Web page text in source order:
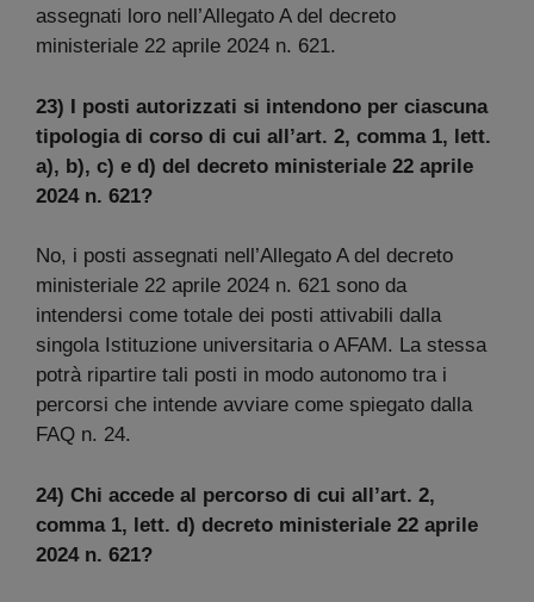
assegnati loro nell’Allegato A del decreto
ministeriale 22 aprile 2024 n. 621.
23) I posti autorizzati si intendono per ciascuna
tipologia di corso di cui all’art. 2, comma 1, lett.
a), b), c) e d) del decreto ministeriale 22 aprile
2024 n. 621?
No, i posti assegnati nell’Allegato A del decreto
ministeriale 22 aprile 2024 n. 621 sono da
intendersi come totale dei posti attivabili dalla
singola Istituzione universitaria o AFAM. La stessa
potrà ripartire tali posti in modo autonomo tra i
percorsi che intende avviare come spiegato dalla
FAQ n. 24.
24) Chi accede al percorso di cui all’art. 2,
comma 1, lett. d) decreto ministeriale 22 aprile
2024 n. 621?